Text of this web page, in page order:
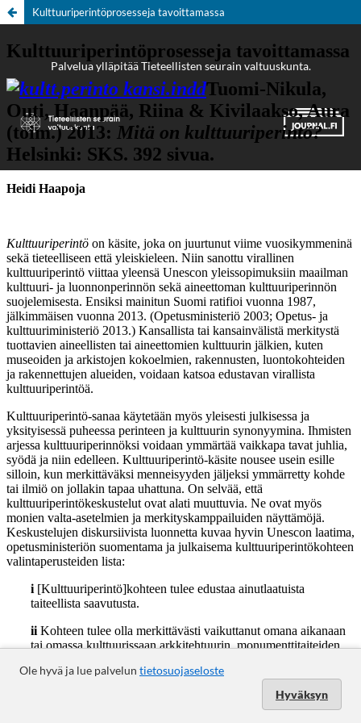
Kulttuuriperintöprosesseja tavoittamassa
Ole hyvä ja lue palvelun tietosuojaseloste
Hyväksyn
Palvelua ylläpitääTieteellisten seurain valtuuskunta.